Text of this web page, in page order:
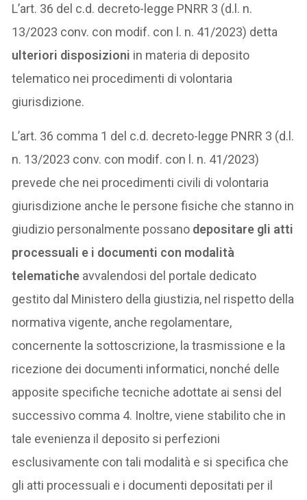
L’art. 36 del c.d. decreto-legge PNRR 3 (d.l. n.
13/2023 conv. con modif. con l. n. 41/2023) detta
ulteriori disposizioni in materia di deposito
telematico nei procedimenti di volontaria
giurisdizione.
L’art. 36 comma 1 del c.d. decreto-legge PNRR 3 (d.l.
n. 13/2023 conv. con modif. con l. n. 41/2023)
prevede che nei procedimenti civili di volontaria
giurisdizione anche le persone fisiche che stanno in
giudizio personalmente possano depositare gli atti
processuali e i documenti con modalità
telematiche avvalendosi del portale dedicato
gestito dal Ministero della giustizia, nel rispetto della
normativa vigente, anche regolamentare,
concernente la sottoscrizione, la trasmissione e la
ricezione dei documenti informatici, nonché delle
apposite specifiche tecniche adottate ai sensi del
successivo comma 4. Inoltre, viene stabilito che in
tale evenienza il deposito si perfezioni
esclusivamente con tali modalità e si specifica che
gli atti processuali e i documenti depositati per il